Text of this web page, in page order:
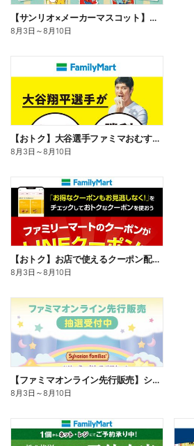
【サンリオ×メーカーマスコット】オリジナルグッズ貰える!
8月3日 ～8月10日
【おトク】大谷選手ファミマおむすび割
8月3日 ～8月10日
【おトク】お店で使えるクーポン配信中
8月3日 ～8月10日
【ファミマオンライン先行販売】シルバニアファミリー
8月3日 ～8月10日